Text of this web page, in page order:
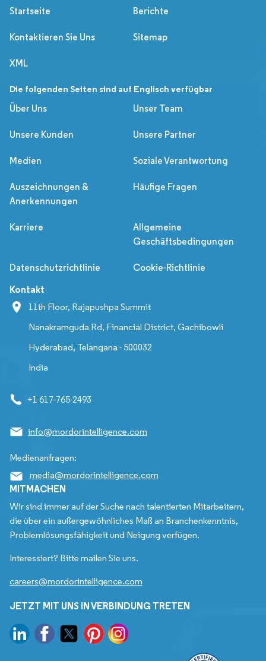
Startseite Berichte
Kontaktieren Sie Uns Sitemap
XML
Die folgenden Seiten sind auf Englisch verfügbar
Über Uns
Unser Team
Unsere Kunden Unsere Partner
Medien Soziale Verantwortung
Auszeichnungen &
Anerkennungen
Häufige Fragen
Karriere
Allgemeine
Geschäftsbedingungen
Datenschutzrichtlinie Cookie-Richtlinie
Kontakt
11th Floor, Rajapushpa Summit
Nanakramguda Rd, Financial District, Gachibowli
Hyderabad, Telangana - 500032
India
+1 617-765-2493
info@mordorintelligence.com
Medienanfragen:
media@mordorintelligence.com
MITMACHEN
Wir sind immer auf der Suche nach talentierten Mitarbeitern,
die über ein außergewöhnliches Maß an Branchenkenntnis,
Problemlösungsfähigkeit und Neigung verfügen.
Interessiert? Bitte mailen Sie uns.
careers@mordorintelligence.com
JETZT MIT UNS IN VERBINDUNG TRETEN